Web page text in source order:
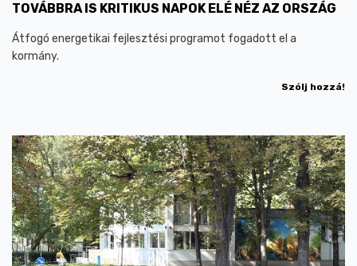
TOVÁBBRA IS KRITIKUS NAPOK ELÉ NÉZ AZ ORSZÁG
Átfogó energetikai fejlesztési programot fogadott el a
kormány.
Szólj hozzá!